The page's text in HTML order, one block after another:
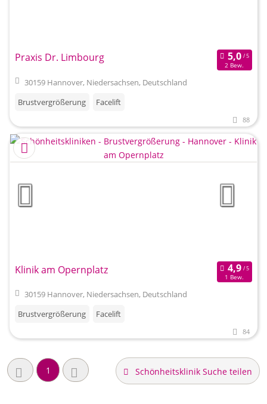
Praxis Dr. Limbourg
2 Bew.
30159 Hannover, Niedersachsen, Deutschland
Brustvergrößerung
Facelift
88
Klinik am Opernplatz
1 Bew.
30159 Hannover, Niedersachsen, Deutschland
Brustvergrößerung
Facelift
84
1 Schönheitsklinik Suche teilen